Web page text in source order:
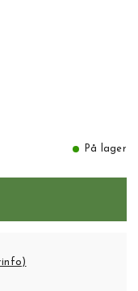
På lager